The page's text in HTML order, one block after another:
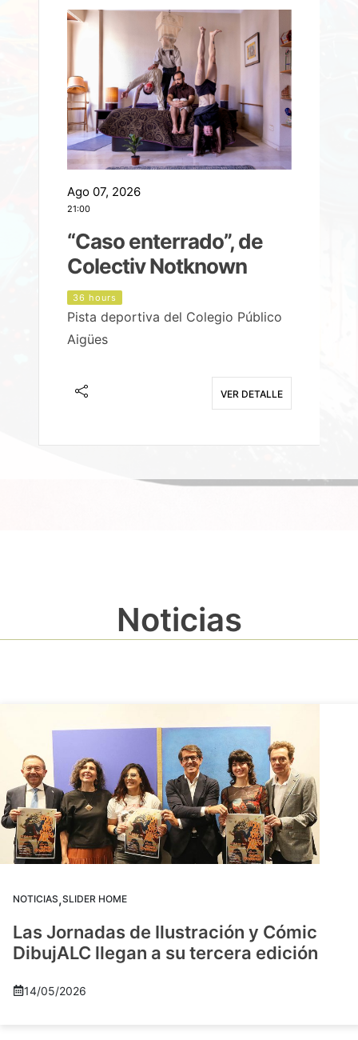
Ago 07, 2026
21:00
“Caso enterrado”, de
Colectiv Notknown
36 hours
Pista deportiva del Colegio Público
Aigües
VER DETALLE
Noticias
NOTICIAS,SLIDER HOME
Las Jornadas de Ilustración y Cómic
DibujALC llegan a su tercera edición
14/05/2026